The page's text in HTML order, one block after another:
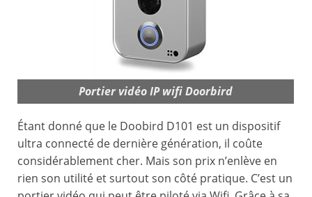
Portier vidéo IP wifi Doorbird
Étant donné que le Doobird D101 est un dispositif
ultra connecté de dernière génération, il coûte
considérablement cher. Mais son prix n’enlève en
rien son utilité et surtout son côté pratique. C’est un